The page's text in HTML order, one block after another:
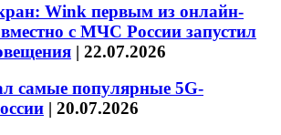
Wink первым из онлайн-
с МЧС России запустил
| 22.07.2026
самые популярные 5G-
| 20.07.2026